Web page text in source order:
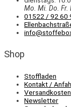
Mo. Mi. Do. Fr.
01522 / 92 60
Shop
Stoffladen
Kontakt /
Versandkosten
Newsletter